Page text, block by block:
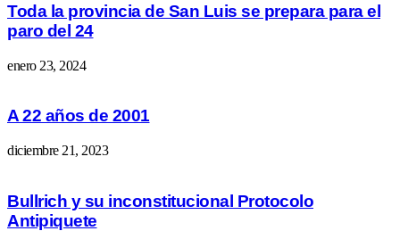
Toda la provincia de San Luis se prepara para el
paro del 24
enero 23, 2024
A 22 años de 2001
diciembre 21, 2023
Bullrich y su inconstitucional Protocolo
Antipiquete